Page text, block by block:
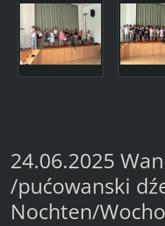
24.06.2025
/pućowanski
Nochten/